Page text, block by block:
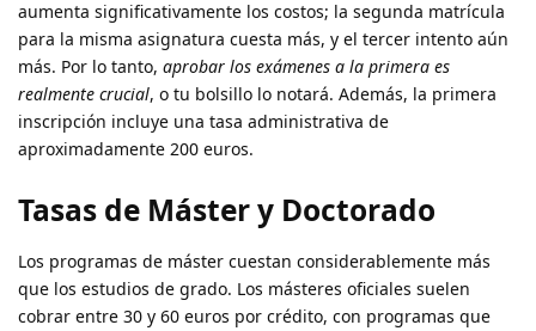
aumenta significativamente los costos; la segunda matrícula
para la misma asignatura cuesta más, y el tercer intento aún
más. Por lo tanto, aprobar los exámenes a la primera es
realmente crucial, o tu bolsillo lo notará. Además, la primera
inscripción incluye una tasa administrativa de
aproximadamente 200 euros.
Tasas de Máster y Doctorado
Los programas de máster cuestan considerablemente más
que los estudios de grado. Los másteres oficiales suelen
cobrar entre 30 y 60 euros por crédito, con programas que